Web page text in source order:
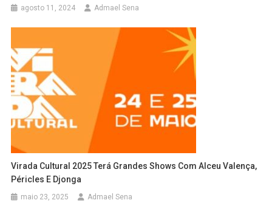
agosto 11, 2024 Admael Sena
Virada Cultural 2025 Terá Grandes Shows Com Alceu Valença,
Péricles E Djonga
maio 23, 2025 Admael Sena